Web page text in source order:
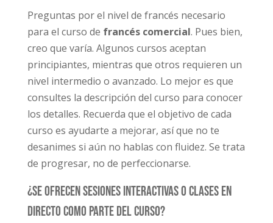
Preguntas por el nivel de francés necesario
para el curso de francés comercial. Pues bien,
creo que varía. Algunos cursos aceptan
principiantes, mientras que otros requieren un
nivel intermedio o avanzado. Lo mejor es que
consultes la descripción del curso para conocer
los detalles. Recuerda que el objetivo de cada
curso es ayudarte a mejorar, así que no te
desanimes si aún no hablas con fluidez. Se trata
de progresar, no de perfeccionarse.
¿Se ofrecen sesiones interactivas o clases en
directo como parte del curso?